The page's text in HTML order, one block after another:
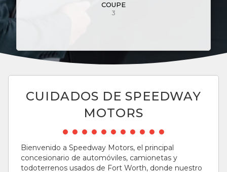
COUPE
3
CUIDADOS DE SPEEDWAY
MOTORS
Bienvenido a Speedway Motors, el principal
concesionario de automóviles, camionetas y
todoterrenos usados ​​de Fort Worth, donde nuestro